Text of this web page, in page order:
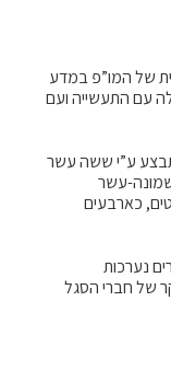
של המו”פ במדע
עם התעשייה ועם
ע”י ששה עשר
עשר
כארבעים
נערכות
של חברי הסגל